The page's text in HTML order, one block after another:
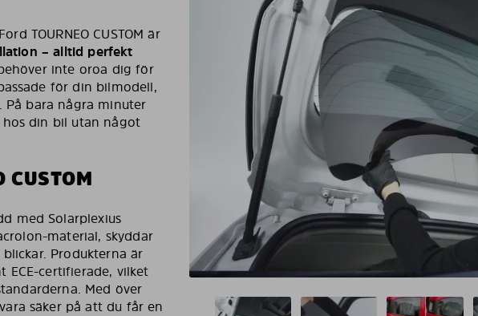
TOURNEO CUSTOM är
– alltid perfekt
inte oroa dig för
för din bilmodell,
bara några minuter
din bil utan något
CUSTOM
med Solarplexius
material, skyddar
Produkterna är
ECE-certifierade, vilket
Med över
säker på att du får en